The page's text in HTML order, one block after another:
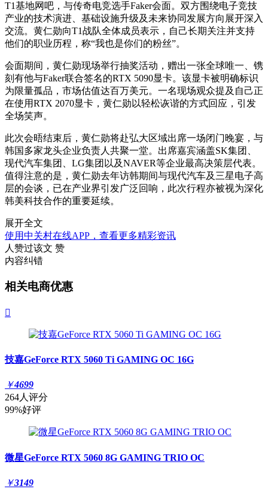
T1基地网吧，与传奇电竞选手Faker会面。双方围绕电子竞技
产业的技术演进、基础设施升级及未来协同发展方向展开深入
交流。黄仁勋向T1战队全体成员表示，自己长期关注并支持
他们的职业历程，称“我也是你们的粉丝”。
会面期间，黄仁勋现场举行抽奖活动，赠出一张全球唯一、镌
刻有他与Faker联合签名的RTX 5090显卡。该显卡被明确标识
为限量孤品，市场估值达百万美元。一名现场观众提及自己正
在使用RTX 2070显卡，黄仁勋以轻松诙谐的方式回应，引发
全场笑声。
此次会晤结束后，黄仁勋将赴弘大区域出席一场闭门晚宴，与
韩国多家龙头企业负责人共聚一堂。出席嘉宾涵盖SK集团、
现代汽车集团、LG集团以及NAVER等企业最高决策层代表。
值得注意的是，黄仁勋去年访韩期间与现代汽车及三星电子高
层的会谈，已在产业界引发广泛回响，此次行程亦被视为深化
韩美科技合作的重要延续。
展开全文
使用中关村在线APP，查看更多精彩资讯
人赞过该文 赞
内容纠错
相关电商优惠

技嘉GeForce RTX 5060 Ti GAMING OC 16G
￥4699
264人评分
99%好评
微星GeForce RTX 5060 8G GAMING TRIO OC
￥3149